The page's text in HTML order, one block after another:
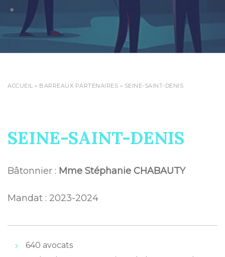
ACCUEIL » BARREAUX PARTENAIRES » SEINE-SAINT-DENIS
SEINE-SAINT-DENIS
Bâtonnier : Mme Stéphanie CHABAUTY
Mandat : 2023-2024
640 avocats